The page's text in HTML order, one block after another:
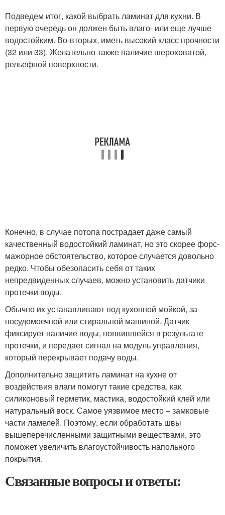
Подведем итог, какой выбрать ламинат для кухни. В
первую очередь он должен быть влаго- или еще лучше
водостойким. Во-вторых, иметь высокий класс прочности
(32 или 33). Желательно также наличие шероховатой,
рельефной поверхности.
Конечно, в случае потопа пострадает даже самый
качественный водостойкий ламинат, но это скорее форс-
мажорное обстоятельство, которое случается довольно
редко. Чтобы обезопасить себя от таких
непредвиденных случаев, можно установить датчики
протечки воды.
Обычно их устанавливают под кухонной мойкой, за
посудомоечной или стиральной машиной. Датчик
фиксирует наличие воды, появившейся в результате
протечки, и передает сигнал на модуль управления,
который перекрывает подачу воды.
Дополнительно защитить ламинат на кухне от
воздействия влаги помогут такие средства, как
силиконовый герметик, мастика, водостойкий клей или
натуральный воск. Самое уязвимое место – замковые
части ламелей. Поэтому, если обработать швы
вышеперечисленными защитными веществами, это
поможет увеличить влагоустойчивость напольного
покрытия.
Связанные вопросы и ответы: